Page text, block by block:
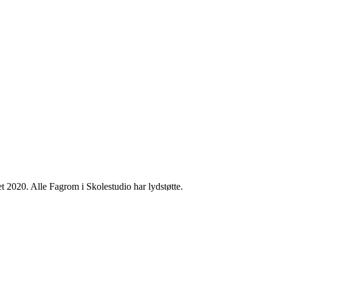
Alle Fagrom i Skolestudio har lydstøtte.